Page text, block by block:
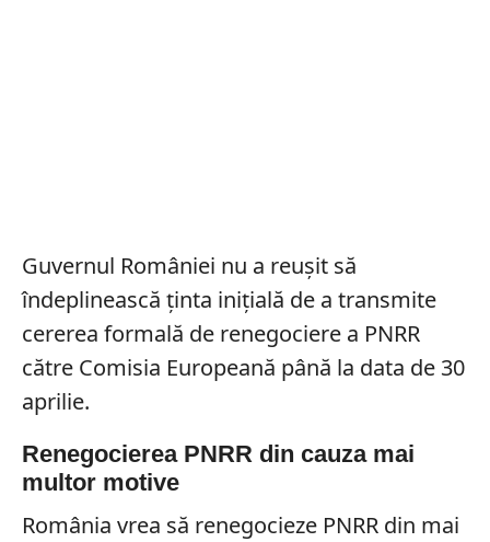
Guvernul României nu a reușit să
îndeplinească ținta inițială de a transmite
cererea formală de renegociere a PNRR
către Comisia Europeană până la data de 30
aprilie.
Renegocierea PNRR din cauza mai
multor motive
România vrea să renegocieze PNRR din mai